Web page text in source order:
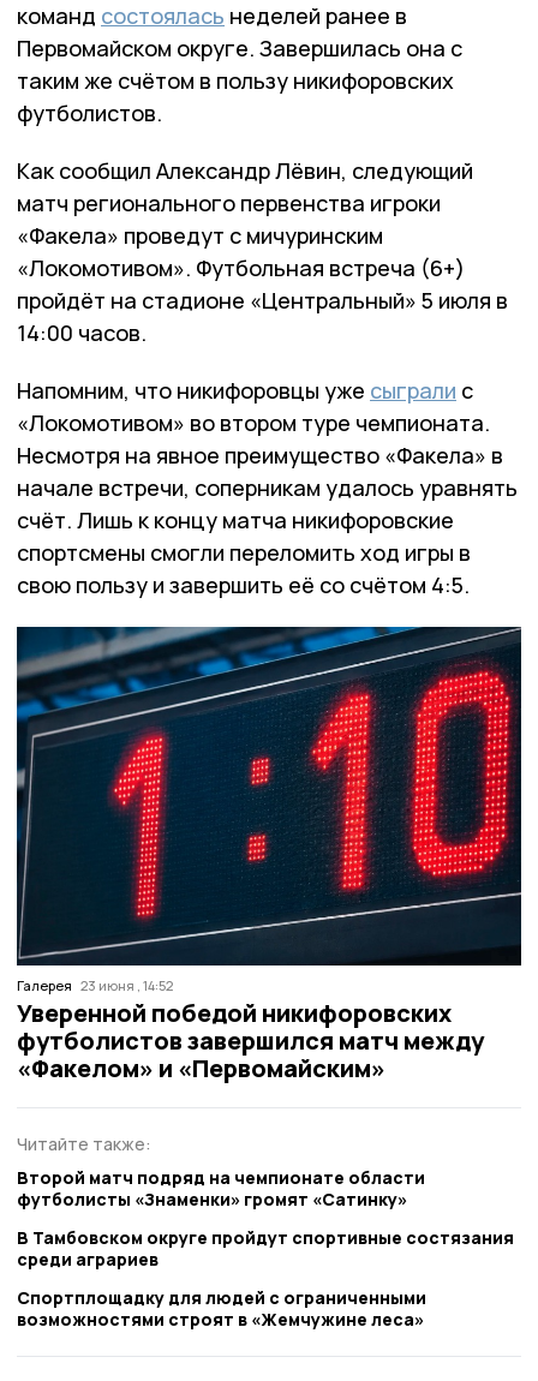
команд состоялась неделей ранее в
Первомайском округе. Завершилась она с
таким же счётом в пользу никифоровских
футболистов.
Как сообщил Александр Лёвин, следующий
матч регионального первенства игроки
«Факела» проведут с мичуринским
«Локомотивом». Футбольная встреча (6+)
пройдёт на стадионе «Центральный» 5 июля в
14:00 часов.
Напомним, что никифоровцы уже сыграли с
«Локомотивом» во втором туре чемпионата.
Несмотря на явное преимущество «Факела» в
начале встречи, соперникам удалось уравнять
счёт. Лишь к концу матча никифоровские
спортсмены смогли переломить ход игры в
свою пользу и завершить её со счётом 4:5.
Галерея 23 июня , 14:52
Уверенной победой никифоровских
футболистов завершился матч между
«Факелом» и «Первомайским»
Читайте также:
Второй матч подряд на чемпионате области
футболисты «Знаменки» громят «Сатинку»
В Тамбовском округе пройдут спортивные состязания
среди аграриев
Спортплощадку для людей с ограниченными
возможностями строят в «Жемчужине леса»